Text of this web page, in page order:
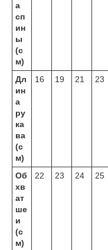
а
сп
ин
ы
(с
м)
Дл
ин
а
ру
ка
ва
(с
м)
16 19 21 23
Об
хв
ат
ше
и
(с
м)
22 23 24 25